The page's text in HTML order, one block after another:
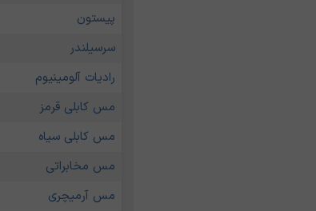
پیستون
سرسیلندر
رادیات آلومینیوم
مس کابلی قرمز
مس کابلی سیاه
مس مخابراتی
مس آرمیچری